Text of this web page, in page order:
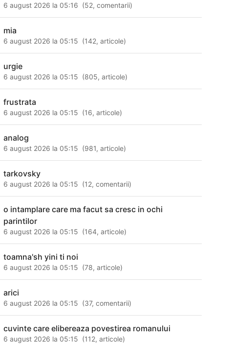
6 august 2026 la 05:16 (52,comentarii)
mia
6 august 2026 la 05:15 (142,articole)
urgie
6 august 2026 la 05:15 (805,articole)
frustrata
6 august 2026 la 05:15 (16,articole)
analog
6 august 2026 la 05:15 (981,articole)
tarkovsky
6 august 2026 la 05:15 (12,comentarii)
o intamplare care ma facut sa cresc in ochi
parintilor
6 august 2026 la 05:15 (164,articole)
toamna'sh yini ti noi
6 august 2026 la 05:15 (78,articole)
arici
6 august 2026 la 05:15 (37,comentarii)
cuvinte care elibereaza povestirea romanului
6 august 2026 la 05:15 (112,articole)